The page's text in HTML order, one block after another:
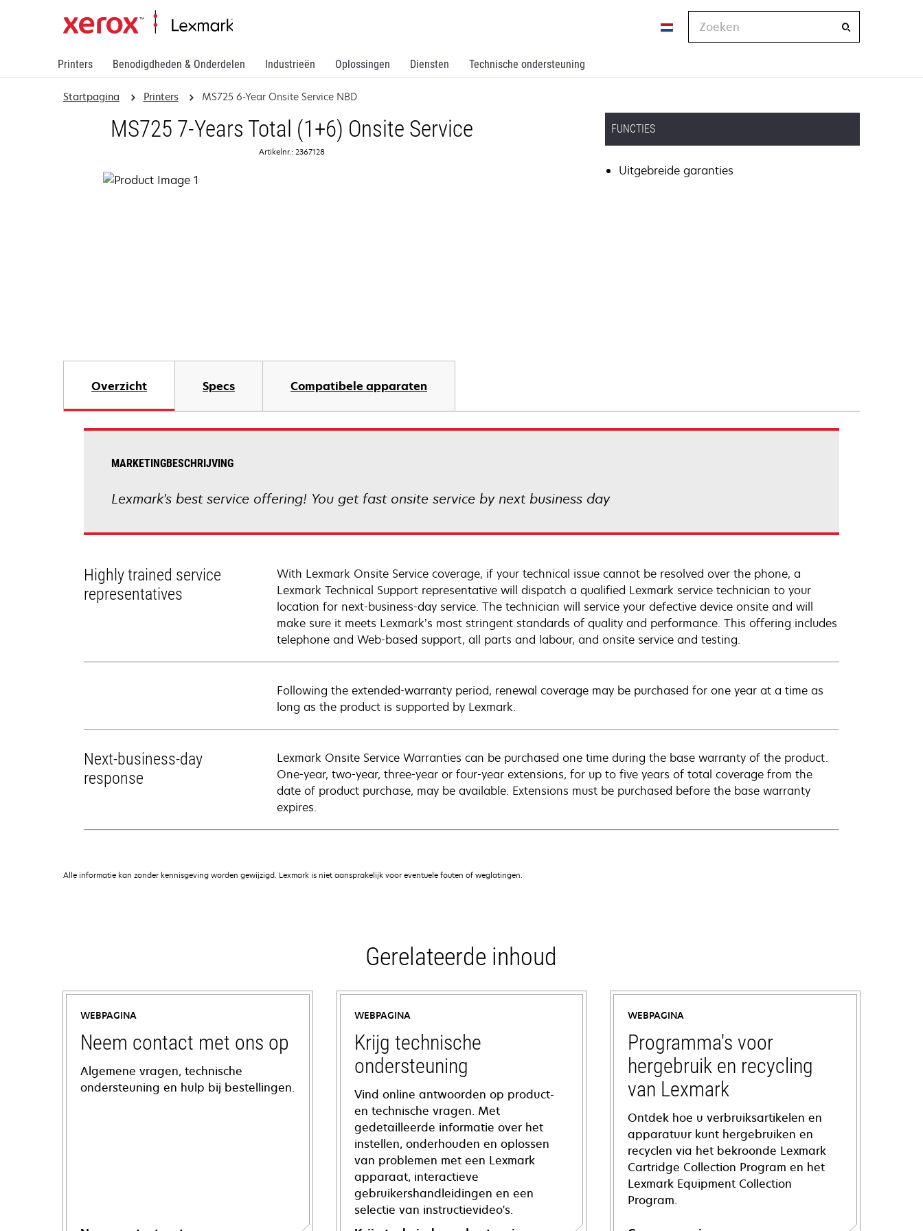
Printers Benodigdheden & Onderdelen Industrieën Oplossingen Diensten Technische ondersteuning
Zoeken
Startpagina Printers MS725 6-Year Onsite Service NBD
MS725 7-Years Total (1+6) Onsite Service
Artikelnr.: 2367128
FUNCTIES
Uitgebreide garanties
Overzicht Specs Compatibele apparaten
MARKETINGBESCHRIJVING
Lexmark's best service offering! You get fast onsite service by next business day
Highly trained service
representatives
With Lexmark Onsite Service coverage, if your technical issue cannot be resolved over the phone, a
Lexmark Technical Support representative will dispatch a qualified Lexmark service technician to your
location for next-business-day service. The technician will service your defective device onsite and will
make sure it meets Lexmark’s most stringent standards of quality and performance. This offering includes
telephone and Web-based support, all parts and labour, and onsite service and testing.
Following the extended-warranty period, renewal coverage may be purchased for one year at a time as
long as the product is supported by Lexmark.
Next-business-day
response
Lexmark Onsite Service Warranties can be purchased one time during the base warranty of the product.
One-year, two-year, three-year or four-year extensions, for up to five years of total coverage from the
date of product purchase, may be available. Extensions must be purchased before the base warranty
expires.
Alle informatie kan zonder kennisgeving worden gewijzigd. Lexmark is niet aansprakelijk voor eventuele fouten of weglatingen.
Gerelateerde inhoud
WEBPAGINA
Neem contact met ons op
Algemene vragen, technische
ondersteuning en hulp bij bestellingen.
WEBPAGINA
Krijg technische
ondersteuning
Vind online antwoorden op product-
en technische vragen. Met
gedetailleerde informatie over het
instellen, onderhouden en oplossen
van problemen met een Lexmark
apparaat, interactieve
gebruikershandleidingen en een
selectie van instructievideo's.
WEBPAGINA
Programma's voor
hergebruik en recycling
van Lexmark
Ontdek hoe u verbruiksartikelen en
apparatuur kunt hergebruiken en
recyclen via het bekroonde Lexmark
Cartridge Collection Program en het
Lexmark Equipment Collection
Program.